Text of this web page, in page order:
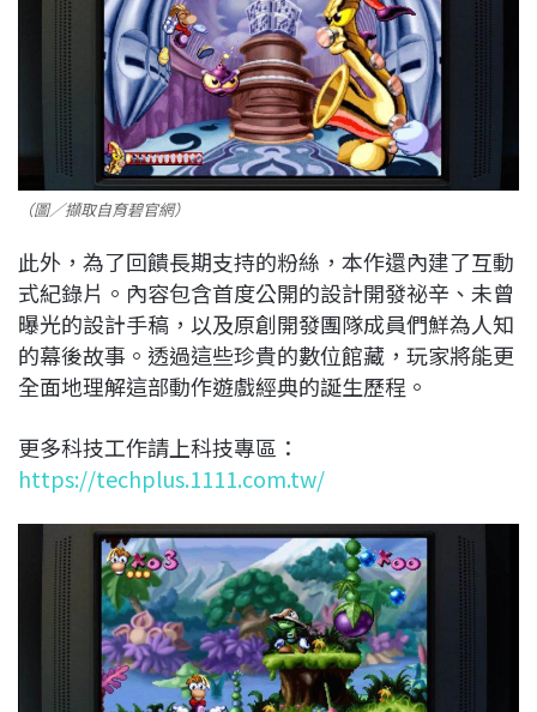
（圖／擷取自育碧官網）
此外，為了回饋長期支持的粉絲，本作還內建了互動
式紀錄片。內容包含首度公開的設計開發祕辛、未曾
曝光的設計手稿，以及原創開發團隊成員們鮮為人知
的幕後故事。透過這些珍貴的數位館藏，玩家將能更
全面地理解這部動作遊戲經典的誕生歷程。
更多科技工作請上科技專區：
https://techplus.1111.com.tw/